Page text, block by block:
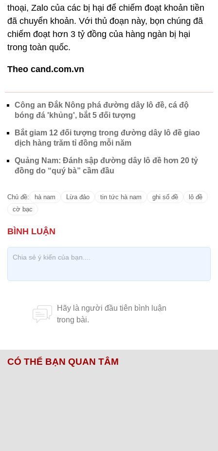
thoại, Zalo của các bị hại để chiếm đoạt khoản tiền
đã chuyển khoản. Với thủ đoạn này, bọn chúng đã
chiếm đoạt hơn 3 tỷ đồng của hàng ngàn bị hại
trong toàn quốc.
Theo cand.com.vn
Công an Đắk Nông phá đường dây lô đề, cá độ
bóng đá 'khủng', bắt 5 đối tượng
Bắt giam 12 đối tượng trong đường dây lô đề giao
dịch hàng trăm tỉ đồng mỗi năm
Quảng Nam: Đánh sập đường dây lô đề hơn 20 tỷ
đồng do “quý bà” cầm đầu
Chủ đề: hà nam Lừa đảo tin tức hà nam ghi số đề
lô đề
cờ bạc
CÓ THỂ BẠN QUAN TÂM